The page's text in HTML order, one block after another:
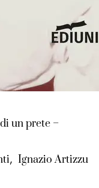
un prete –
, Ignazio Artizzu